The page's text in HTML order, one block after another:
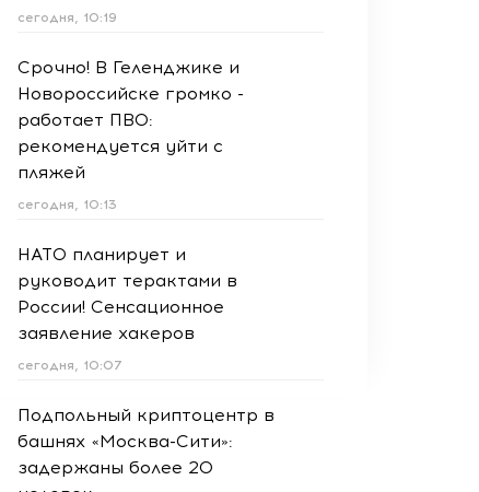
сегодня, 10:19
Срочно! В Геленджике и
Новороссийске громко -
работает ПВО:
рекомендуется уйти с
пляжей
сегодня, 10:13
НАТО планирует и
руководит терактами в
России! Сенсационное
заявление хакеров
сегодня, 10:07
Подпольный криптоцентр в
башнях «Москва-Сити»:
задержаны более 20